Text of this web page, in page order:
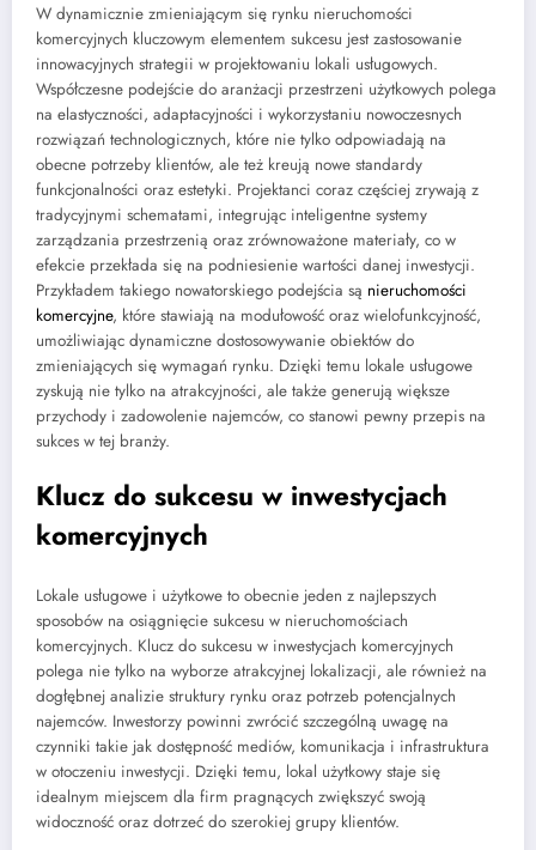
W dynamicznie zmieniającym się rynku nieruchomości
komercyjnych kluczowym elementem sukcesu jest zastosowanie
innowacyjnych strategii w projektowaniu lokali usługowych.
Współczesne podejście do aranżacji przestrzeni użytkowych polega
na elastyczności, adaptacyjności i wykorzystaniu nowoczesnych
rozwiązań technologicznych, które nie tylko odpowiadają na
obecne potrzeby klientów, ale też kreują nowe standardy
funkcjonalności oraz estetyki. Projektanci coraz częściej zrywają z
tradycyjnymi schematami, integrując inteligentne systemy
zarządzania przestrzenią oraz zrównoważone materiały, co w
efekcie przekłada się na podniesienie wartości danej inwestycji.
Przykładem takiego nowatorskiego podejścia są nieruchomości
komercyjne, które stawiają na modułowość oraz wielofunkcyjność,
umożliwiając dynamiczne dostosowywanie obiektów do
zmieniających się wymagań rynku. Dzięki temu lokale usługowe
zyskują nie tylko na atrakcyjności, ale także generują większe
przychody i zadowolenie najemców, co stanowi pewny przepis na
sukces w tej branży.
Klucz do sukcesu w inwestycjach
komercyjnych
Lokale usługowe i użytkowe to obecnie jeden z najlepszych
sposobów na osiągnięcie sukcesu w nieruchomościach
komercyjnych. Klucz do sukcesu w inwestycjach komercyjnych
polega nie tylko na wyborze atrakcyjnej lokalizacji, ale również na
dogłębnej analizie struktury rynku oraz potrzeb potencjalnych
najemców. Inwestorzy powinni zwrócić szczególną uwagę na
czynniki takie jak dostępność mediów, komunikacja i infrastruktura
w otoczeniu inwestycji. Dzięki temu, lokal użytkowy staje się
idealnym miejscem dla firm pragnących zwiększyć swoją
widoczność oraz dotrzeć do szerokiej grupy klientów.